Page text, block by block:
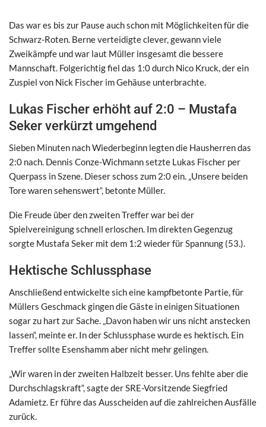
Das war es bis zur Pause auch schon mit Möglichkeiten für die
Schwarz-Roten. Berne verteidigte clever, gewann viele
Zweikämpfe und war laut Müller insgesamt die bessere
Mannschaft. Folgerichtig fiel das 1:0 durch Nico Kruck, der ein
Zuspiel von Nick Fischer im Gehäuse unterbrachte.
Lukas Fischer erhöht auf 2:0 – Mustafa
Seker verkürzt umgehend
Sieben Minuten nach Wiederbeginn legten die Hausherren das
2:0 nach. Dennis Conze-Wichmann setzte Lukas Fischer per
Querpass in Szene. Dieser schoss zum 2:0 ein. „Unsere beiden
Tore waren sehenswert“, betonte Müller.
Die Freude über den zweiten Treffer war bei der
Spielvereinigung schnell erloschen. Im direkten Gegenzug
sorgte Mustafa Seker mit dem 1:2 wieder für Spannung (53.).
Hektische Schlussphase
Anschließend entwickelte sich eine kampfbetonte Partie, für
Müllers Geschmack gingen die Gäste in einigen Situationen
sogar zu hart zur Sache. „Davon haben wir uns nicht anstecken
lassen“, meinte er. In der Schlussphase wurde es hektisch. Ein
Treffer sollte Esenshamm aber nicht mehr gelingen.
„Wir waren in der zweiten Halbzeit besser. Uns fehlte aber die
Durchschlagskraft“, sagte der SRE-Vorsitzende Siegfried
Adamietz. Er führe das Ausscheiden auf die zahlreichen Ausfälle
zurück.